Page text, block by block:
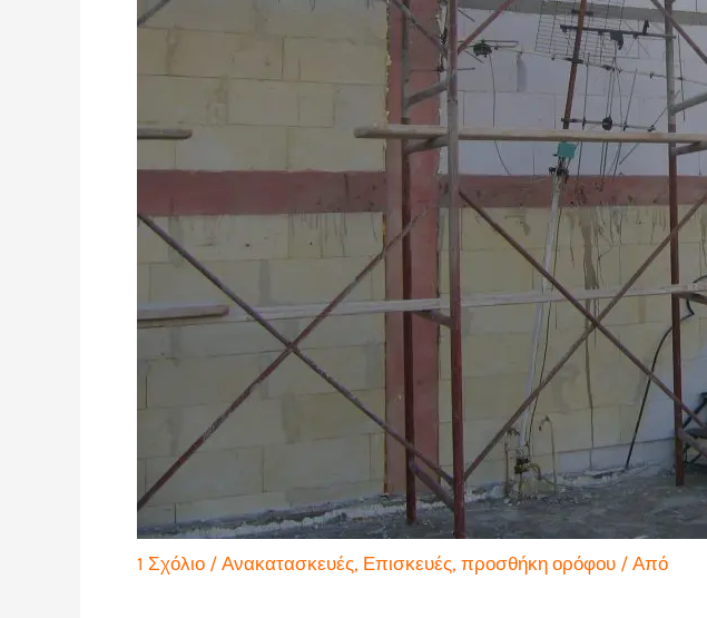
1 Σχόλιο / Ανακατασκευές, Επισκευές, προσθήκη ορόφου / Από